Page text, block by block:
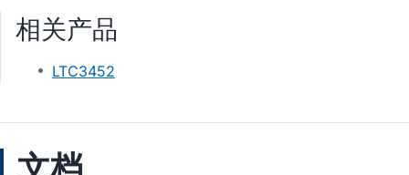
相关产品
LTC3452
文档